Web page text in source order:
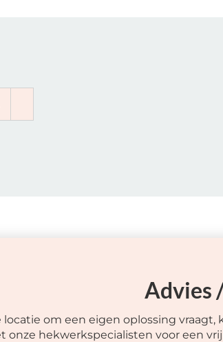
Advies
locatie om een eigen oplossing
onze hekwerkspecialisten voor een